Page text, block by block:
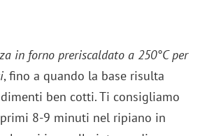
in forno preriscaldato a 250°C per
, fino a quando la base risulta
ben cotti. Ti consigliamo
8-9 minuti nel ripiano in